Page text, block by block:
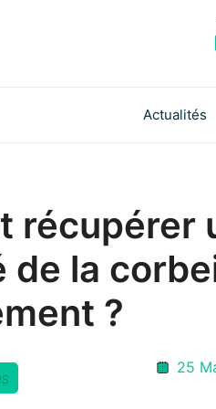
Actualités
récupérer
de la
?
25